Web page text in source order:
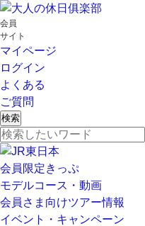
会員
サイト
マイページ
ログイン
よくある
ご質問
検索
会員限定きっぷ
モデルコース・動画
会員さま向けツアー情報
イベント・キャンペーン